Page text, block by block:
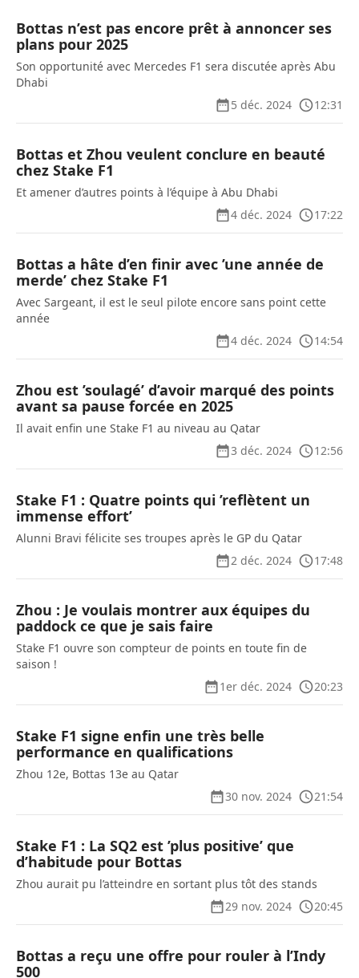
Bottas n’est pas encore prêt à annoncer ses
plans pour 2025
Son opportunité avec Mercedes F1 sera discutée après Abu
Dhabi
5 déc. 2024
12:31
Bottas et Zhou veulent conclure en beauté
chez Stake F1
Et amener d’autres points à l’équipe à Abu Dhabi
4 déc. 2024
17:22
Bottas a hâte d’en finir avec ’une année de
merde’ chez Stake F1
Avec Sargeant, il est le seul pilote encore sans point cette
année
4 déc. 2024
14:54
Zhou est ’soulagé’ d’avoir marqué des points
avant sa pause forcée en 2025
Il avait enfin une Stake F1 au niveau au Qatar
3 déc. 2024
12:56
Stake F1 : Quatre points qui ’reflètent un
immense effort’
Alunni Bravi félicite ses troupes après le GP du Qatar
2 déc. 2024
17:48
Zhou : Je voulais montrer aux équipes du
paddock ce que je sais faire
Stake F1 ouvre son compteur de points en toute fin de
saison !
1er déc. 2024
20:23
Stake F1 signe enfin une très belle
performance en qualifications
Zhou 12e, Bottas 13e au Qatar
30 nov. 2024
21:54
Stake F1 : La SQ2 est ’plus positive’ que
d’habitude pour Bottas
Zhou aurait pu l’atteindre en sortant plus tôt des stands
29 nov. 2024
20:45
Bottas a reçu une offre pour rouler à l’Indy
500